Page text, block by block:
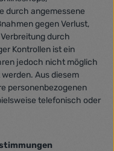
durch angemessene
gegen Verlust,
durch
Kontrollen ist ein
jedoch nicht möglich
Aus diesem
personenbezogenen
telefonisch oder